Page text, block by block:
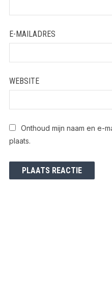
E-MAILADRES
WEBSITE
Onthoud mijn naam en e-
plaats.